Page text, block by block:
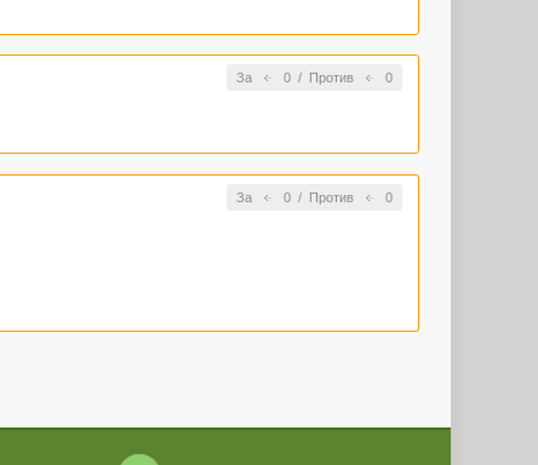
За 0/ Против 0
За 0/ Против 0